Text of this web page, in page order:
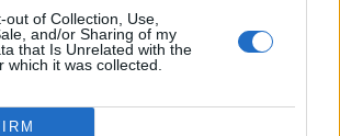
out of Collection, Use,
and/or Sharing of my
that Is Unrelated with the
which it was collected.